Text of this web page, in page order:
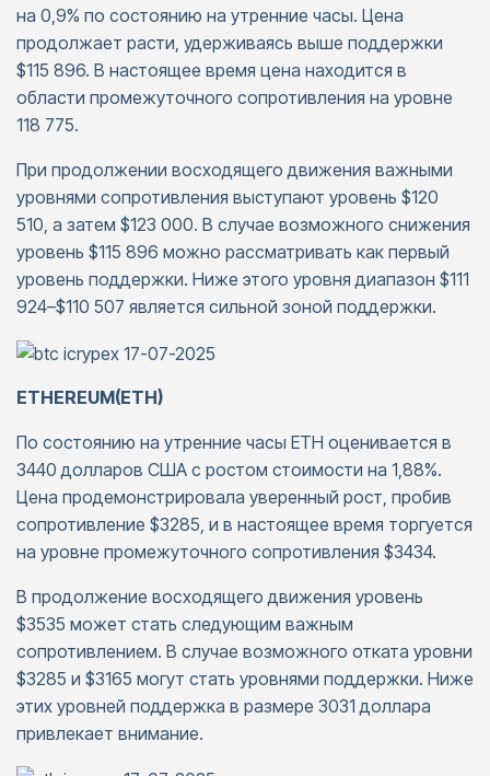
на 0,9% по состоянию на утренние часы. Цена
продолжает расти, удерживаясь выше поддержки
$115 896. В настоящее время цена находится в
области промежуточного сопротивления на уровне
118 775.
При продолжении восходящего движения важными
уровнями сопротивления выступают уровень $120
510, а затем $123 000. В случае возможного снижения
уровень $115 896 можно рассматривать как первый
уровень поддержки. Ниже этого уровня диапазон $111
924–$110 507 является сильной зоной поддержки.
ETHEREUM(ETH)
По состоянию на утренние часы ETH оценивается в
3440 долларов США с ростом стоимости на 1,88%.
Цена продемонстрировала уверенный рост, пробив
сопротивление $3285, и в настоящее время торгуется
на уровне промежуточного сопротивления $3434.
В продолжение восходящего движения уровень
$3535 может стать следующим важным
сопротивлением. В случае возможного отката уровни
$3285 и $3165 могут стать уровнями поддержки. Ниже
этих уровней поддержка в размере 3031 доллара
привлекает внимание.